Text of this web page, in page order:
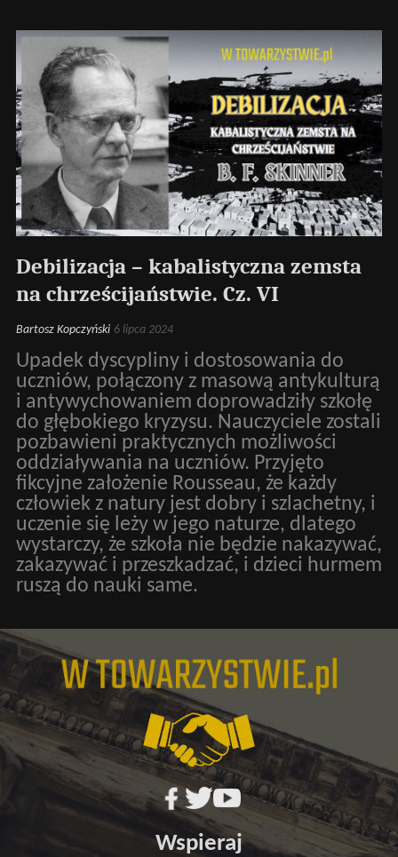
Debilizacja – kabalistyczna zemsta
na chrześcijaństwie. Cz. VI
Bartosz Kopczyński 6 lipca 2024
Upadek dyscypliny i dostosowania do
uczniów, połączony z masową antykulturą
i antywychowaniem doprowadziły szkołę
do głębokiego kryzysu. Nauczyciele zostali
pozbawieni praktycznych możliwości
oddziaływania na uczniów. Przyjęto
fikcyjne założenie Rousseau, że każdy
człowiek z natury jest dobry i szlachetny, i
uczenie się leży w jego naturze, dlatego
wystarczy, że szkoła nie będzie nakazywać,
zakazywać i przeszkadzać, i dzieci hurmem
ruszą do nauki same.
Wspieraj